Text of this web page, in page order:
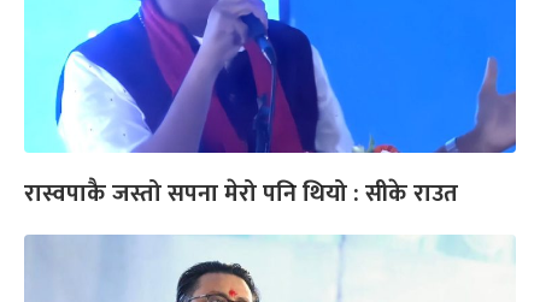
रास्वपाकै जस्तो सपना मेरो पनि थियो : सीके राउत